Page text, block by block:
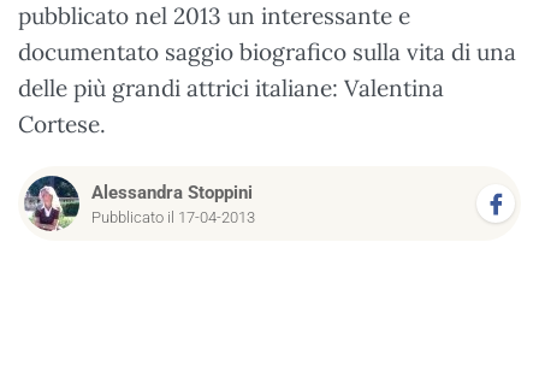
pubblicato nel 2013 un interessante e
documentato saggio biografico sulla vita di una
delle più grandi attrici italiane: Valentina
Cortese.
Alessandra Stoppini
Pubblicato il 17-04-2013